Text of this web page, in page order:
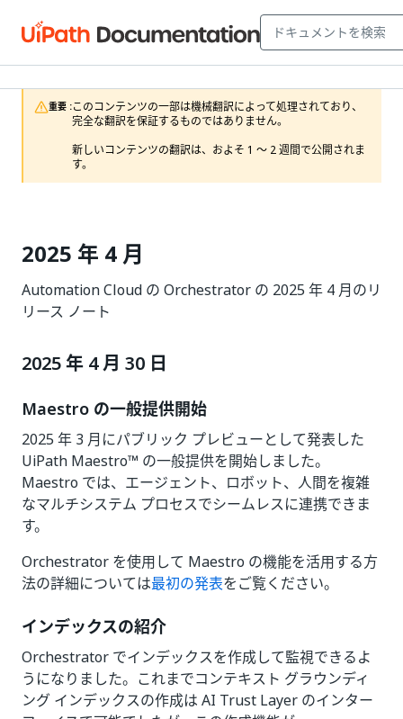
重要 :このコンテンツの一部は機械翻訳によって処理されており、
完全な翻訳を保証するものではありません。
新しいコンテンツの翻訳は、およそ 1 ～ 2 週間で公開されま
す。
2025 年 4 月
Automation Cloud の Orchestrator の 2025 年 4 月のリ
リース ノート
2025 年 4 月 30 日
Maestro の一般提供開始
2025 年 3 月にパブリック プレビューとして発表した
UiPath Maestro™ の一般提供を開始しました。
Maestro では、エージェント、ロボット、人間を複雑
なマルチシステム プロセスでシームレスに連携できま
す。
Orchestrator を使用して Maestro の機能を活用する方
法の詳細については最初の発表をご覧ください。
インデックスの紹介
Orchestrator でインデックスを作成して監視できるよ
うになりました。これまでコンテキスト グラウンディ
ング インデックスの作成は AI Trust Layer のインター